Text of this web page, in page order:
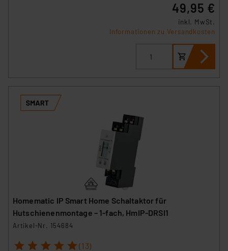
Datenschutz nach EU-Standards eingestuft wird. So
besteht etwa das Risiko, dass US-Behörden
Überwachungsprogrammen verarbeiten, ohne dass
hiergegen Klagemöglichkeiten für Europäer bestehen.
sich auf die Standarddatenschutzklauseln der
Europäischen Kommission sowie einer eigenen
Beurteilung der mit der Datenübermittlung,
insbesondere der Art der übermittelten Daten,
Datenschutzerklärung
49,95 €
inkl. MwSt.
Informationen zu Versandkosten
Homematic IP Smart Home Schaltaktor für
Hutschienenmontage – 1-fach, HmIP-DRSI1
Artikel-Nr. 154684
1 2 3 4 5 (13)